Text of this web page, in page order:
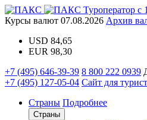
Туроператор с
Курсы валют 07.08.2026 Архив
USD 84,65
EUR 98,30
+7 (495) 646-39-39 8 800 222 0939
+7 (495) 127-05-04 Сайт для
Страны Подробнее
Страны